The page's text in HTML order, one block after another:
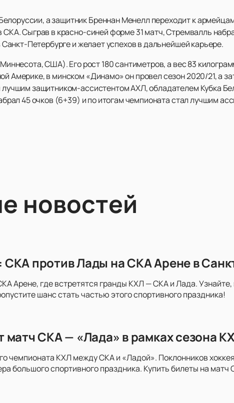
а защитник Бреннан Менелл переходит к
Сыграв в красно-синей форме 31 матч, Стремвалль
Петербурге и желает успехов в дальнейшей карьере.
США). Его рост 180 сантиметров, а вес 83
Америке, в минском «Динамо» он провел сезон 2020/21, а
защитником-ассистентом АХЛ, обладателем Кубка
45 очков (6+39) и по итогам чемпионата стал лучшим
новостей
против Лады на СКА Арене в
Арене, где встретятся гранды КХЛ — СКА и Лада. Узнайте,
шанс стать частью этого спортивного праздника!
матч СКА — «Лада» в рамках сезона
чемпионата КХЛ между СКА и «Ладой». Поклонников
большого спортивного праздника. Купить билеты на